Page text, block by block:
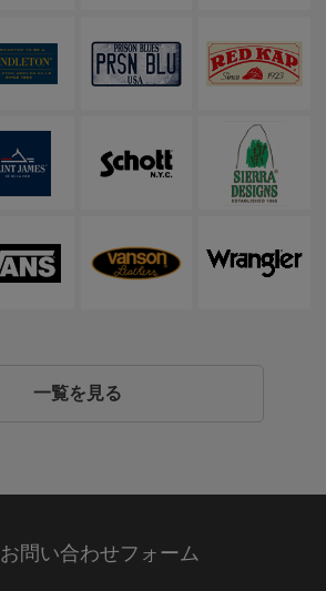
一覧を見る
お問い合わせフォーム